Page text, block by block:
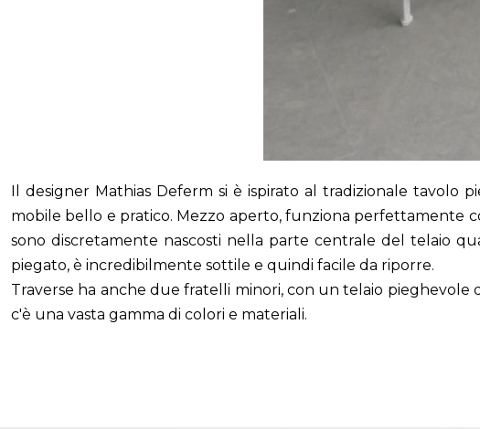
Il designer Mathias Deferm si è ispirato al tradizionale
mobile bello e pratico. Mezzo aperto, funziona perfettamente
sono discretamente nascosti nella parte centrale del telaio
piegato, è incredibilmente sottile e quindi facile da riporre.
Traverse ha anche due fratelli minori, con un telaio
c'è una vasta gamma di colori e materiali.